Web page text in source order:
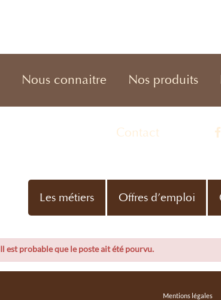
Nous connaitre Nos produits
Contact
Les métiers Offres d’emploi
est probable que le poste ait été pourvu.
Mentions légales